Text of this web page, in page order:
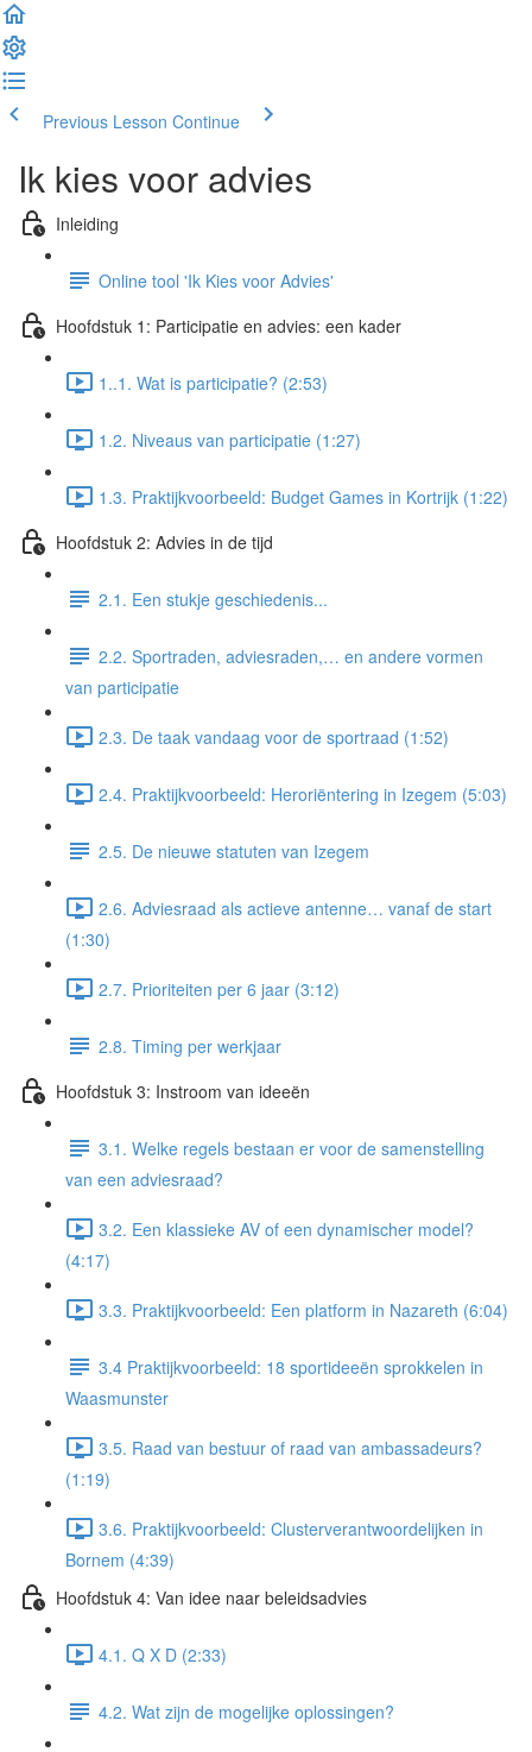
Previous Lesson Continue
Ik kies voor advies
Inleiding
Online tool 'Ik Kies voor Advies'
Hoofdstuk 1: Participatie en advies: een kader
1..1. Wat is participatie? (2:53)
1.2. Niveaus van participatie (1:27)
1.3. Praktijkvoorbeeld: Budget Games in Kortrijk (1:22)
Hoofdstuk 2: Advies in de tijd
2.1. Een stukje geschiedenis...
2.2. Sportraden, adviesraden,… en andere vormen
van participatie
2.3. De taak vandaag voor de sportraad (1:52)
2.4. Praktijkvoorbeeld: Heroriëntering in Izegem (5:03)
2.5. De nieuwe statuten van Izegem
2.6. Adviesraad als actieve antenne… vanaf de start
(1:30)
2.7. Prioriteiten per 6 jaar (3:12)
2.8. Timing per werkjaar
Hoofdstuk 3: Instroom van ideeën
3.1. Welke regels bestaan er voor de samenstelling
van een adviesraad?
3.2. Een klassieke AV of een dynamischer model?
(4:17)
3.3. Praktijkvoorbeeld: Een platform in Nazareth (6:04)
3.4 Praktijkvoorbeeld: 18 sportideeën sprokkelen in
Waasmunster
3.5. Raad van bestuur of raad van ambassadeurs?
(1:19)
3.6. Praktijkvoorbeeld: Clusterverantwoordelijken in
Bornem (4:39)
Hoofdstuk 4: Van idee naar beleidsadvies
4.1. Q X D (2:33)
4.2. Wat zijn de mogelijke oplossingen?